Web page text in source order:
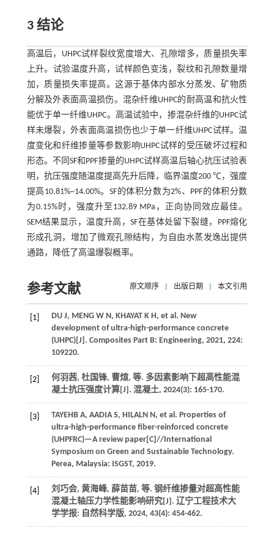
3 结论
高温后，UHPC试样裂纹宽度增大、孔隙增多，质量损失率
上升。试验温度升高，试样颜色变浅，裂纹和孔隙数量增
加，质量损失率提高。这源于基体内部水分蒸发、矿物质
分解及外表面高温损伤。混杂纤维UHPC的耐高温和抗火性
能优于单一纤维UHPC。高温试验中，掺混杂纤维的UHPC试
样未爆裂，外表面高温损伤也少于单一纤维UHPC试样。温
度变化和纤维掺量等参数影响UHPC试样的受压破坏过程和
形态。不同SF和PPF掺量的UHPC试样高温后轴心抗压试验表
明，抗压强度随温度提高先升后降，临界温度200 ℃，强度
提高10.81%~14.00%。SF的体积分数为2%、PPF的体积分数
为0.15%时，强度升至132.89 MPa，正向协同效应最佳。
SEM结果显示，温度升高，SF在基体处留下裂缝，PPF熔化
形成孔洞，增加了微观孔隙结构，为自由水蒸发逸出提供
通路，降低了高温爆裂概率。
参考文献 原文顺序 出版日期 本文引用
[1] DU J, MENG W N , KHAYAT K H , et al . New
development of ultra-high-performance concrete
(UHPC)[J]. Composites Part B: Engineering, 2021, 224:
109220.
[2] 何羽茜, 杜国锋, 曹煊, 等. 多因素影响下超高性能混
凝土抗压强度计算[J]. 混凝土, 2024(3): 165-170.
[3] TAYEHB A, AADIA S, HILALN N , et al . Properties of
ultra-high-performance fiber-reinforced concrete
(UHPFRC)—A review paper[C]//International
Symposium on Green and Sustainable Technology.
Perea, Malaysia: ISGST, 2019.
[4] 刘巧会, 黄海峰, 薛苗苗, 等. 钢纤维掺量对超高性能
混凝土轴压力学性能影响研究[J]. 辽宁工程技术大
学学报: 自然科学版, 2024, 43(4): 454-462.